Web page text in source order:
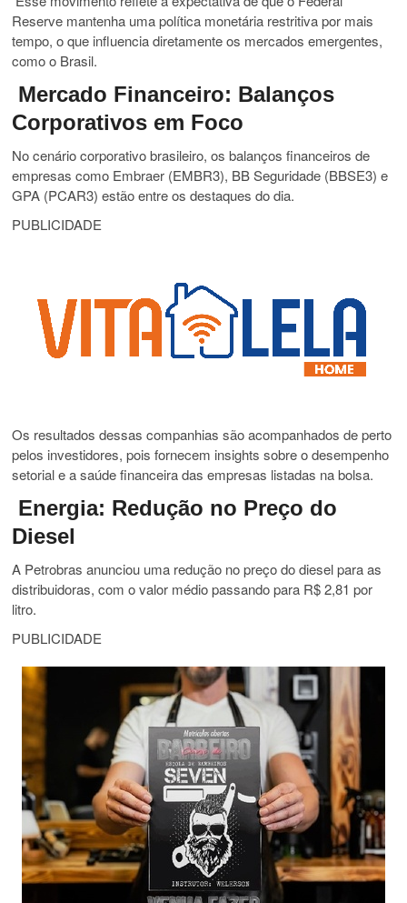
Reserve mantenha uma política monetária restritiva por mais
tempo, o que influencia diretamente os mercados emergentes,
como o Brasil.
Mercado Financeiro: Balanços
Corporativos em Foco
No cenário corporativo brasileiro, os balanços financeiros de
empresas como Embraer (EMBR3), BB Seguridade (BBSE3) e
GPA (PCAR3) estão entre os destaques do dia.
PUBLICIDADE
Os resultados dessas companhias são acompanhados de perto
pelos investidores, pois fornecem insights sobre o desempenho
setorial e a saúde financeira das empresas listadas na bolsa.
Energia: Redução no Preço do
Diesel
A Petrobras anunciou uma redução no preço do diesel para as
distribuidoras, com o valor médio passando para R$ 2,81 por
litro.
PUBLICIDADE